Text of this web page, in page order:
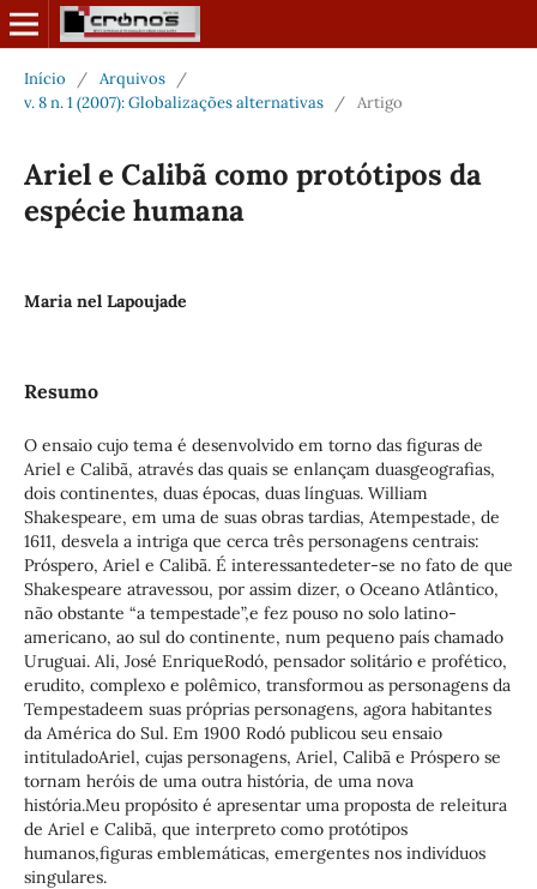
Início / Arquivos
/
v. 8 n. 1 (2007): Globalizações alternativas
/ Artigo
Ariel e Calibã como protótipos da
espécie humana
Maria nel Lapoujade
Resumo
O ensaio cujo tema é desenvolvido em torno das figuras de
Ariel e Calibã, através das quais se enlançam duasgeografias,
dois continentes, duas épocas, duas línguas. William
Shakespeare, em uma de suas obras tardias, Atempestade, de
1611, desvela a intriga que cerca três personagens centrais:
Próspero, Ariel e Calibã. É interessantedeter-se no fato de que
Shakespeare atravessou, por assim dizer, o Oceano Atlântico,
não obstante “a tempestade”,e fez pouso no solo latino-
americano, ao sul do continente, num pequeno país chamado
Uruguai. Ali, José EnriqueRodó, pensador solitário e profético,
erudito, complexo e polêmico, transformou as personagens da
Tempestadeem suas próprias personagens, agora habitantes
da América do Sul. Em 1900 Rodó publicou seu ensaio
intituladoAriel, cujas personagens, Ariel, Calibã e Próspero se
tornam heróis de uma outra história, de uma nova
história.Meu propósito é apresentar uma proposta de releitura
de Ariel e Calibã, que interpreto como protótipos
humanos,figuras emblemáticas, emergentes nos indivíduos
singulares.